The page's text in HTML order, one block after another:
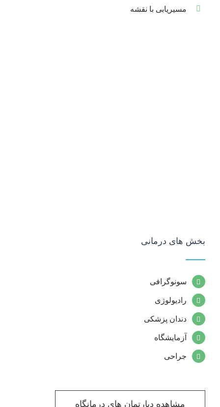
مسیریابی با نقشه
بخش های درمانی
سونوگرافی
رادیولوژی
دندان پزشکی
آزمایشگاه
جراحی
مشاهده دپارتمان های درمانگاه